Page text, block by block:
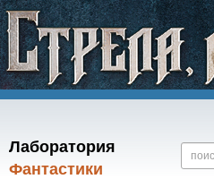
Лаборатория
Фантастики